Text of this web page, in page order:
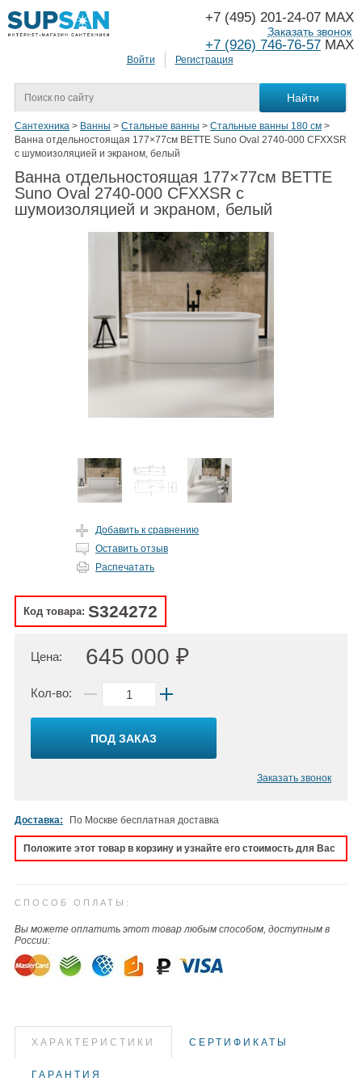
Войти Регистрация
+7 (495) 201-24-07 MAX
+7 (926) 746-76-57 MAX
Заказать звонок
Сантехника > Ванны > Стальные ванны > Стальные ванны 180 см >
Ванна отдельностоящая 177×77см BETTE Suno Oval 2740-000 CFXXSR
с шумоизоляцией и экраном, белый
Ванна отдельностоящая 177×77см BETTE
Suno Oval 2740-000 CFXXSR с
шумоизоляцией и экраном, белый
Добавить к сравнению
Оставить отзыв
Распечатать
Код товара: S324272
Цена: 645 000 ₽
Кол-во:
ПОД ЗАКАЗ
Заказать звонок
Доставка: По Москве бесплатная доставка
Положите этот товар в корзину и узнайте его стоимость для Вас
СПОСОБ ОПЛАТЫ:
Вы можете оплатить этот товар любым способом, доступным в
России:
ХАРАКТЕРИСТИКИ СЕРТИФИКАТЫ
ГАРАНТИЯ